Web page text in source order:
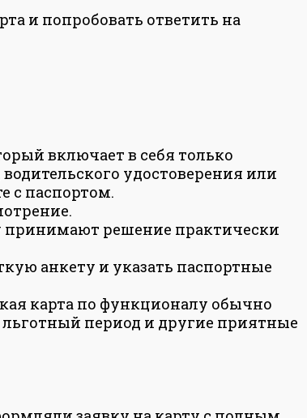
и попробовать ответить на
включает в себя только
удостоверения или
с паспортом.
принимают решение практически
анкету и указать паспортные
карта по функционалу обычно
льготный период и другие приятные